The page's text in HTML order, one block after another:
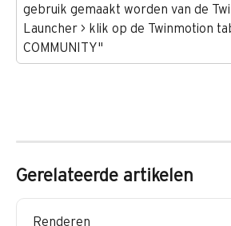
gebruik gemaakt worden van de
Launcher > klik op de Twinmotion
COMMUNITY"
Gerelateerde artikelen
Renderen